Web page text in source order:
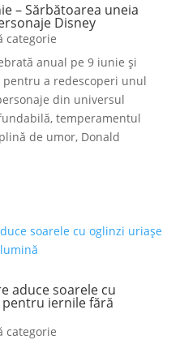
– Sărbătoarea uneia
Disney
categorie
anual pe 9 iunie și
a redescoperi unul
din universul
temperamentul
de umor, Donald
aduce soarele cu
iernile fără
categorie